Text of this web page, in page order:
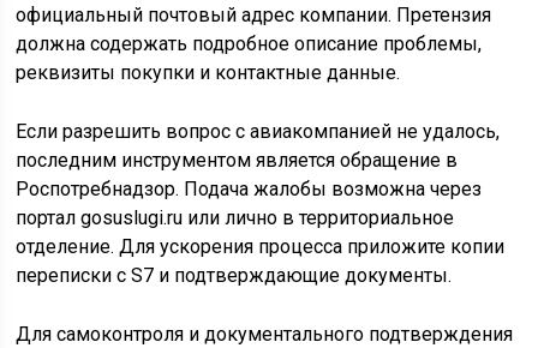
официальный почтовый адрес компании. Претензия
должна содержать подробное описание проблемы,
реквизиты покупки и контактные данные.
Если разрешить вопрос с авиакомпанией не удалось,
последним инструментом является обращение в
Роспотребнадзор. Подача жалобы возможна через
портал gosuslugi.ru или лично в территориальное
отделение. Для ускорения процесса приложите копии
переписки с S7 и подтверждающие документы.
Для самоконтроля и документального подтверждения